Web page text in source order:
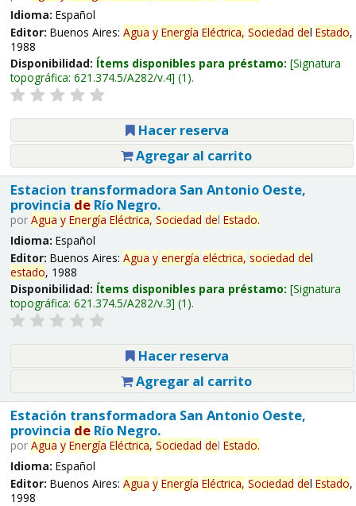
Idioma: Español
Editor: Buenos Aires: Agua y Energía Eléctrica, Sociedad del Estado,
1988
Disponibilidad: Ítems disponibles para préstamo: Signatura
topográfica: 621.374.5/A282/v.4 (1).
Hacer reserva
Agregar al carrito
Estacion transformadora San Antonio Oeste,
provincia deRío Negro.
por Agua y Energía Eléctrica, Sociedad del Estado.
Idioma: Español
Editor: Buenos Aires: Agua y energía eléctrica, sociedad del
estado, 1988
Disponibilidad: Ítems disponibles para préstamo: Signatura
topográfica: 621.374.5/A282/v.3 (1).
Hacer reserva
Agregar al carrito
Estación transformadora San Antonio Oeste,
provincia deRío Negro.
por Agua y Energía Eléctrica, Sociedad del Estado.
Idioma: Español
Editor: Buenos Aires: Agua y Energía Eléctrica, Sociedad del Estado,
1998